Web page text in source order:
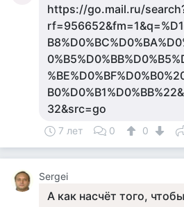
https://go.mail.ru/
32&src=go
7 лет 0 0
Sergei
А как насчёт того,